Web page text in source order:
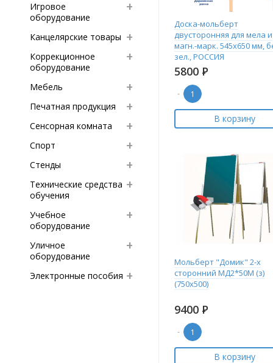
Игровое
оборудование
Канцелярские товары
Коррекционное
оборудование
Мебель
Печатная продукция
Сенсорная комната
Спорт
Стенды
Технические средства
обучения
Учебное
оборудование
Уличное
оборудование
Электронные пособия
Доска-мольберт
двусторонняя для мела и
магн.-марк. 545х650 мм,
зел., РОССИЯ
5800 Р
-
В корзину
Мольберт "Домик" 2-х
сторонний МД2*50М (з)
(750х500)
9400 Р
-
В корзину